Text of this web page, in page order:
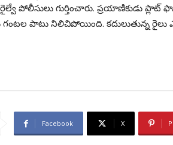
పోలీసులు గుర్తించారు. ప్రయాణికుడు ప్లాట్
పాటు నిలిచిపోయింది. కదులుతున్న
Facebook X